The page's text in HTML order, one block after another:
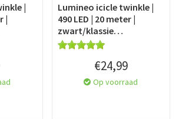
|
|
Lumineo icicle twinkle |
490 LED | 20 meter |
zwart/klassie…
€24,99
Op voorraad